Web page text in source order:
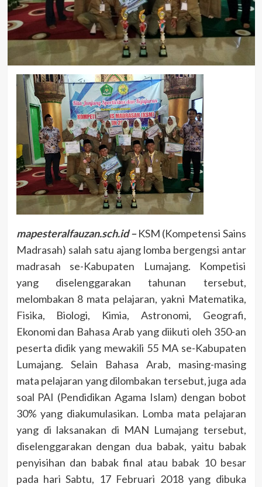
mapesteralfauzan.sch.id –KSM (Kompetensi Sains
Madrasah) salah satu ajang lomba bergengsi antar
madrasah se-Kabupaten Lumajang. Kompetisi
yang diselenggarakan tahunan tersebut,
melombakan 8 mata pelajaran, yakni Matematika,
Fisika, Biologi, Kimia, Astronomi, Geografi,
Ekonomi dan Bahasa Arab yang diikuti oleh 350-an
peserta didik yang mewakili 55 MA se-Kabupaten
Lumajang. Selain Bahasa Arab, masing-masing
mata pelajaran yang dilombakan tersebut, juga ada
soal PAI (Pendidikan Agama Islam) dengan bobot
30% yang diakumulasikan. Lomba mata pelajaran
yang di laksanakan di MAN Lumajang tersebut,
diselenggarakan dengan dua babak, yaitu babak
penyisihan dan babak final atau babak 10 besar
pada hari Sabtu, 17 Februari 2018 yang dibuka